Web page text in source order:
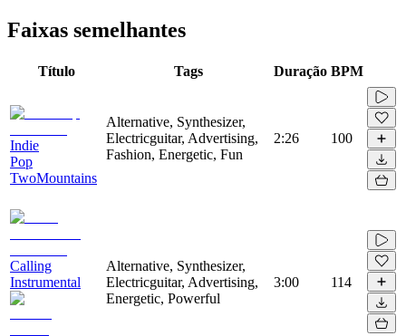
Faixas semelhantes
Título Tags Duração BPM
Indie
Pop
TwoMountains
Alternative, Synthesizer,
Electricguitar, Advertising,
Fashion, Energetic, Fun
2:26 100
Calling
Instrumental
Alternative, Synthesizer,
Electricguitar, Advertising,
Energetic, Powerful
3:00 114